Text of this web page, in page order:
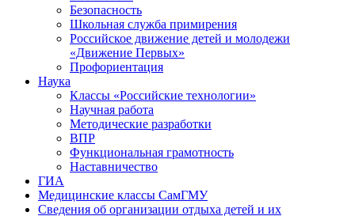
Безопасность
Школьная служба примирения
Российское движение детей и молодежи
«Движение Первых»
Профориентация
Наука
Классы «Российские технологии»
Научная работа
Методические разработки
ВПР
Функциональная грамотность
Наставничество
ГИА
Медицинские классы СамГМУ
Сведения об организации отдыха детей и их